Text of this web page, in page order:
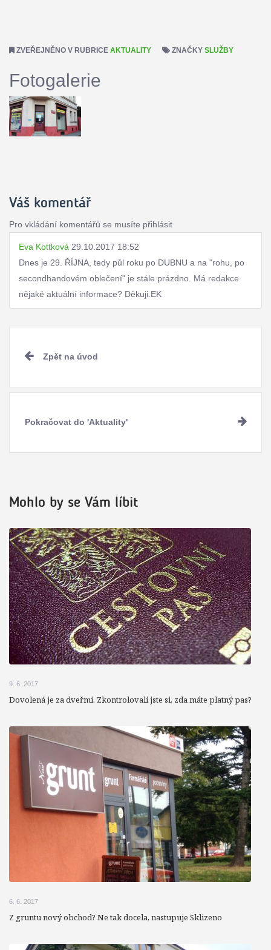
ZVEŘEJNĚNO V RUBRICE AKTUALITY ZNAČKY SLUŽBY
Fotogalerie
Váš komentář
Pro vkládání komentářů se musíte přihlásit
Eva Kottková 29.10.2017 18:52
Dnes je 29. ŘÍJNA, tedy půl roku po DUBNU a na "rohu, po
secondhandovém oblečení" je stále prázdno. Má redakce
nějaké aktuální informace? Děkuji.EK
Pokračovat
čtení
Zpět na úvod
Pokračovat do 'Aktuality'
Mohlo by se Vám líbit
9. 6. 2017
Dovolená je za dveřmi. Zkontrolovali jste si, zda máte platný pas?
6. 6. 2017
Z gruntu nový obchod? Ne tak docela, nastupuje Sklizeno